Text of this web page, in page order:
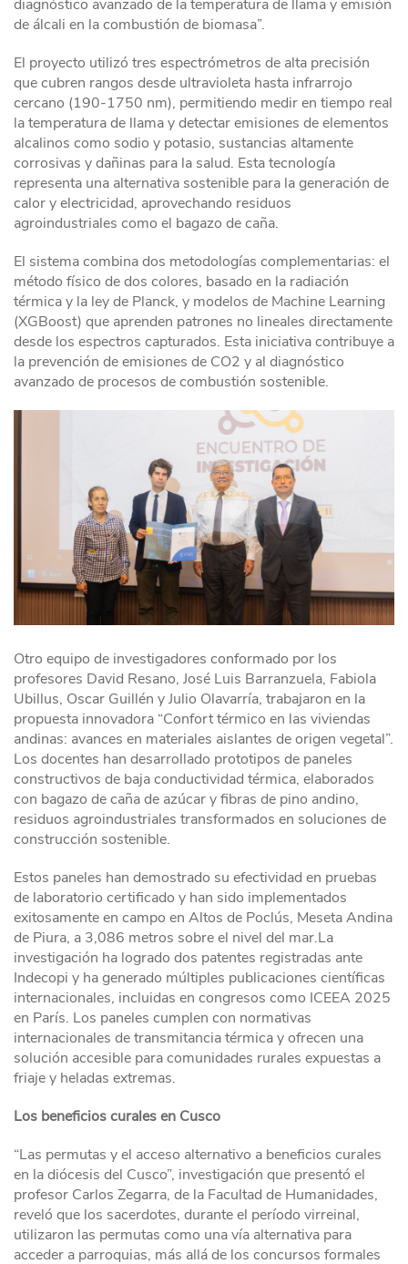
diagnóstico avanzado de la temperatura de llama y emisión
de álcali en la combustión de biomasa”.
El proyecto utilizó tres espectrómetros de alta precisión
que cubren rangos desde ultravioleta hasta infrarrojo
cercano (190-1750 nm), permitiendo medir en tiempo real
la temperatura de llama y detectar emisiones de elementos
alcalinos como sodio y potasio, sustancias altamente
corrosivas y dañinas para la salud. Esta tecnología
representa una alternativa sostenible para la generación de
calor y electricidad, aprovechando residuos
agroindustriales como el bagazo de caña.
El sistema combina dos metodologías complementarias: el
método físico de dos colores, basado en la radiación
térmica y la ley de Planck, y modelos de Machine Learning
(XGBoost) que aprenden patrones no lineales directamente
desde los espectros capturados. Esta iniciativa contribuye a
la prevención de emisiones de CO2 y al diagnóstico
avanzado de procesos de combustión sostenible.
Otro equipo de investigadores conformado por los
profesores David Resano, José Luis Barranzuela, Fabiola
Ubillus, Oscar Guillén y Julio Olavarría, trabajaron en la
propuesta innovadora “Confort térmico en las viviendas
andinas: avances en materiales aislantes de origen vegetal”.
Los docentes han desarrollado prototipos de paneles
constructivos de baja conductividad térmica, elaborados
con bagazo de caña de azúcar y fibras de pino andino,
residuos agroindustriales transformados en soluciones de
construcción sostenible.
Estos paneles han demostrado su efectividad en pruebas
de laboratorio certificado y han sido implementados
exitosamente en campo en Altos de Poclús, Meseta Andina
de Piura, a 3,086 metros sobre el nivel del mar.La
investigación ha logrado dos patentes registradas ante
Indecopi y ha generado múltiples publicaciones científicas
internacionales, incluidas en congresos como ICEEA 2025
en París. Los paneles cumplen con normativas
internacionales de transmitancia térmica y ofrecen una
solución accesible para comunidades rurales expuestas a
friaje y heladas extremas.
Los beneficios curales en Cusco
“Las permutas y el acceso alternativo a beneficios curales
en la diócesis del Cusco”, investigación que presentó el
profesor Carlos Zegarra, de la Facultad de Humanidades,
reveló que los sacerdotes, durante el período virreinal,
utilizaron las permutas como una vía alternativa para
acceder a parroquias, más allá de los concursos formales